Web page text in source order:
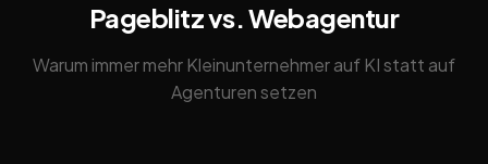
Pageblitz vs. Webagentur
Warum immer mehr Kleinunternehmer auf KI statt auf
Agenturen setzen